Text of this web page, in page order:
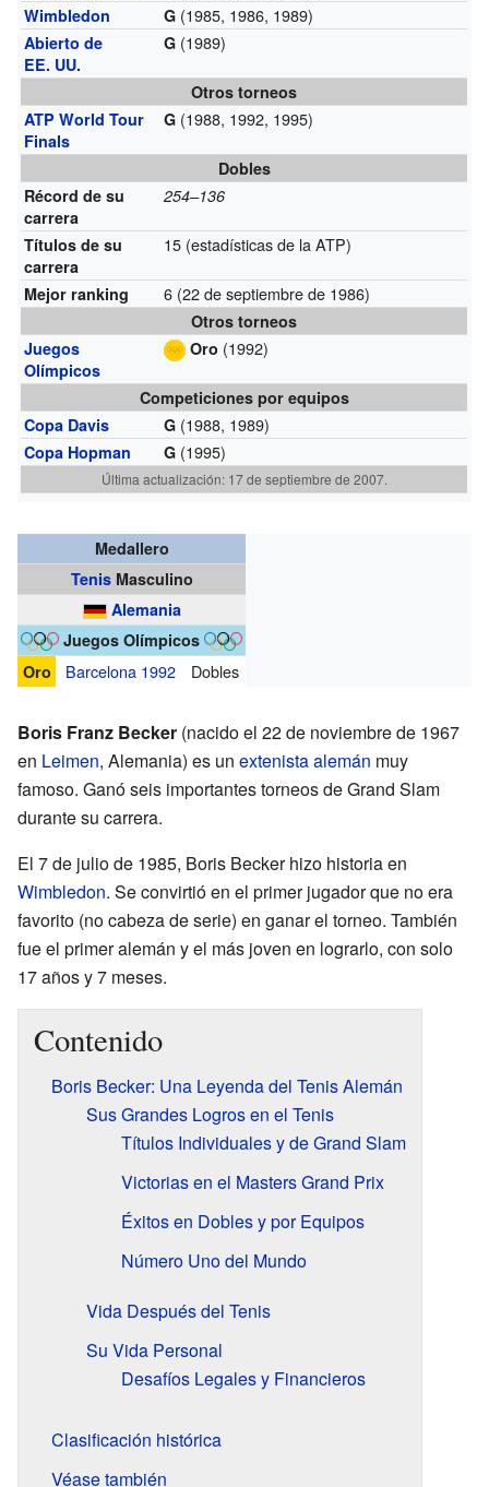
Wimbledon G (1985, 1986, 1989)
Abierto de
EE. UU.
G (1989)
Otros torneos
ATP World Tour
Finals
G (1988, 1992, 1995)
Dobles
Récord de su
carrera
254–136
Títulos de su
carrera
15 (estadísticas de la ATP)
Mejor ranking 6 (22 de septiembre de 1986)
Otros torneos
Juegos
Olímpicos
Oro (1992)
Competiciones por equipos
Copa Davis
G (1988, 1989)
Copa Hopman G (1995)
Última actualización: 17 de septiembre de 2007.
Medallero
TenisMasculino
Alemania
Juegos Olímpicos
Oro
Barcelona 1992 Dobles
Boris Franz Becker (nacido el 22 de noviembre de 1967
en Leimen, Alemania) es un extenistaalemán muy
famoso. Ganó seis importantes torneos de Grand Slam
durante su carrera.
El 7 de julio de 1985, Boris Becker hizo historia en
Wimbledon. Se convirtió en el primer jugador que no era
favorito (no cabeza de serie) en ganar el torneo. También
fue el primer alemán y el más joven en lograrlo, con solo
17 años y 7 meses.
Contenido
Boris Becker: Una Leyenda del Tenis Alemán
Sus Grandes Logros en el Tenis
Títulos Individuales y de Grand Slam
Victorias en el Masters Grand Prix
Éxitos en Dobles y por Equipos
Número Uno del Mundo
Vida Después del Tenis
Su Vida Personal
Desafíos Legales y Financieros
Clasificación histórica
Véase también